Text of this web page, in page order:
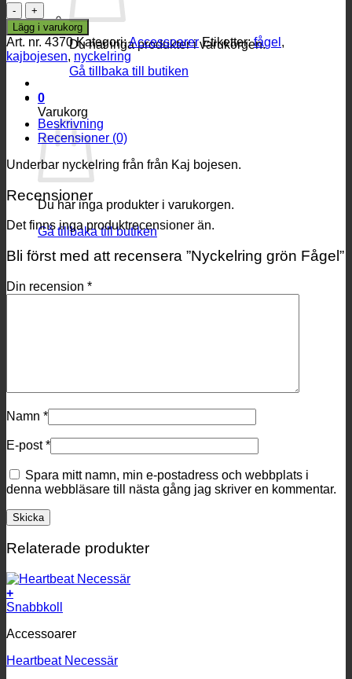
Du har inga produkter i varukorgen.
Gå tillbaka till butiken
0
Varukorg
Du har inga produkter i varukorgen.
Gå tillbaka till butiken
Nyckelring
grön
Fågel
mängd
Lägg i varukorg
Art. nr. 4370 Kategori:Accessoarer Etiketter:fågel ,
kajbojesen, nyckelring
Beskrivning
Recensioner (0)
Underbar nyckelring från från Kaj bojesen.
Recensioner
Det finns inga produktrecensioner än.
Bli först med att recensera ”Nyckelring grön Fågel”
Din recension *
Namn *
E-post*
Spara mitt namn, min e-postadress och webbplats i
denna webbläsare till nästa gång jag skriver en kommentar.
Relaterade produkter
+
Snabbkoll
Accessoarer
Heartbeat Necessär